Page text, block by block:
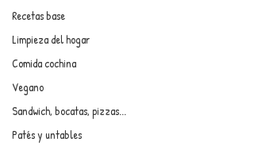
Recetas base
Limpieza del hogar
Comida cochina
Vegano
Sandwich, bocatas, pizzas...
Patés y untables